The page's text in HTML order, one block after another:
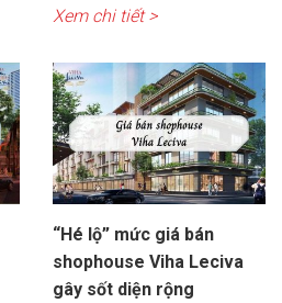
Xem chi tiết >
“Hé lộ” mức giá bán
shophouse Viha Leciva
gây sốt diện rộng